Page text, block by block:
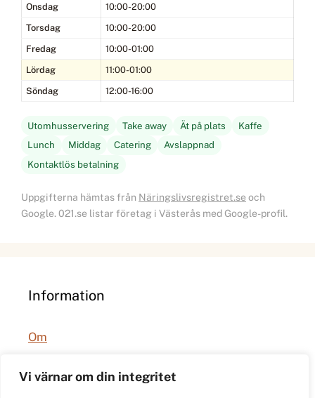
Vi värnar om din integritet
Onsdag
10:00-20:00
Torsdag
10:00-20:00
Fredag
10:00-01:00
Lördag
11:00-01:00
Söndag
12:00-16:00
Utomhusservering Take away Ät på plats
Kaffe
Lunch
Middag Catering
Avslappnad
Kontaktlös betalning
Uppgifterna hämtas från Näringslivsregistret.se och
Google. 021.se listar företag i Västerås med Google-profil.
Information
Om